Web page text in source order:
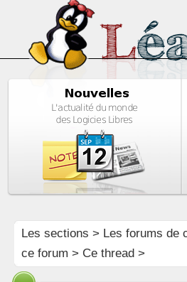
Les sections > Les forums de
ce forum > Ce thread >